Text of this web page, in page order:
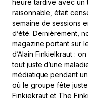
heure tardive avec un
raisonnable, était
semaine de sessions
d’été. Dernièrement,
magazine portant sur
d’Alain Finkielkraut :
tout juste d’une
médiatique pendant
où le groupe fête
Finkiekraut et The